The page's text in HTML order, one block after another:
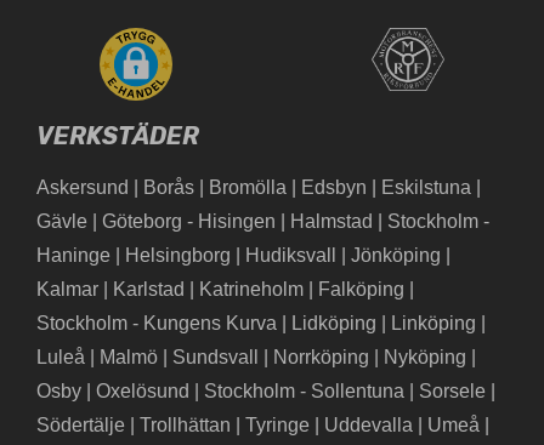
VERKSTÄDER
Askersund Borås Bromölla Edsbyn Eskilstuna
Gävle
Göteborg - Hisingen Halmstad
Stockholm -
Haninge
Helsingborg Hudiksvall Jönköping
Kalmar
Karlstad Katrineholm Falköping
Stockholm - Kungens Kurva
Lidköping Linköping
Luleå
Malmö Sundsvall Norrköping Nyköping
Osby
Oxelösund Stockholm - Sollentuna Sorsele
Södertälje
Trollhättan Tyringe Uddevalla Umeå